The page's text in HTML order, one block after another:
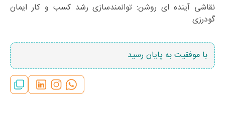
نقاشی آینده ای روشن: توانمندسازی رشد کسب و کار ایمان
گودرزی
با موفقیت به پایان رسید